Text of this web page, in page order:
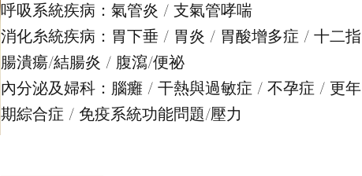
呼吸系統疾病：氣管炎 / 支氣管哮喘
消化糸統疾病：胃下垂 / 胃炎 / 胃酸增多症 / 十二指
腸潰瘍/結腸炎 / 腹瀉/便祕
內分泌及婦科：腦癱 / 干熱與過敏症 / 不孕症 / 更年
期綜合症 / 免疫系統功能問題/壓力